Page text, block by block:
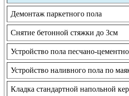
Демонтаж паркетного пола
Снятие бетонной стяжки до 3см
Устройство пола песчано-
Устройство наливного пола по
Кладка стандартной напольной